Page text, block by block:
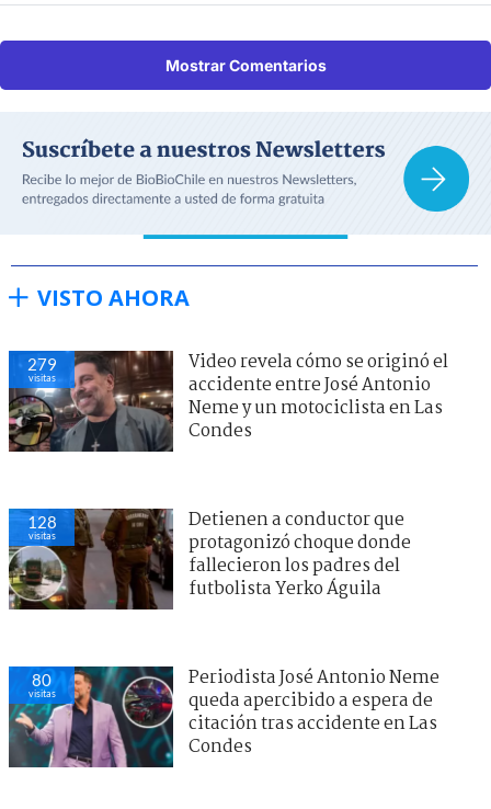
Mostrar Comentarios
VISTO AHORA
279
visitas
Video revela cómo se originó el
accidente entre José Antonio
Neme y un motociclista en Las
Condes
128
visitas
Detienen a conductor que
protagonizó choque donde
fallecieron los padres del
futbolista Yerko Águila
80
visitas
Periodista José Antonio Neme
queda apercibido a espera de
citación tras accidente en Las
Condes